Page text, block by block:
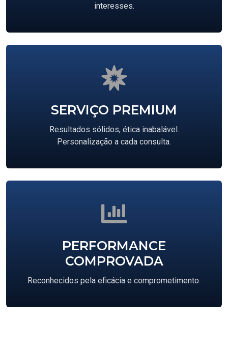
interesses.
SERVIÇO PREMIUM
Resultados sólidos, ética inabalável.
Personalização a cada consulta.
PERFORMANCE
COMPROVADA
Reconhecidos pela eficácia e comprometimento.